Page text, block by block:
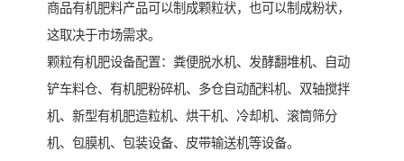
商品有机肥料产品可以制成颗粒状，也可以制成粉状，
这取决于市场需求。
颗粒有机肥设备配置：粪便脱水机、发酵翻堆机、自动
铲车料仓、有机肥粉碎机、多仓自动配料机、双轴搅拌
机、新型有机肥造粒机、烘干机、冷却机、滚筒筛分
机、包膜机、包装设备、皮带输送机等设备。